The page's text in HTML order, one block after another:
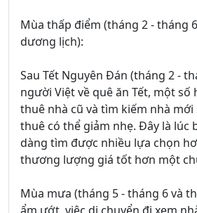
Mùa thấp điểm (tháng 2 - tháng
dương lịch):
Sau Tết Nguyên Đán (tháng 2 -
người Việt về quê ăn Tết, một
thuê nhà cũ và tìm kiếm nhà mới
thuê có thể giảm nhẹ. Đây là lúc
dàng tìm được nhiều lựa chọn
thương lượng giá tốt hơn một
Mùa mưa (tháng 5 - tháng 6 và